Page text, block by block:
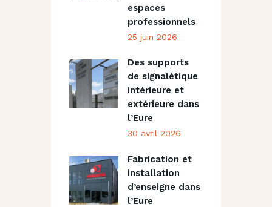
espaces
professionnels
25 juin 2026
Des supports
de signalétique
intérieure et
extérieure dans
l’Eure
30 avril 2026
Fabrication et
installation
d’enseigne dans
l’Eure